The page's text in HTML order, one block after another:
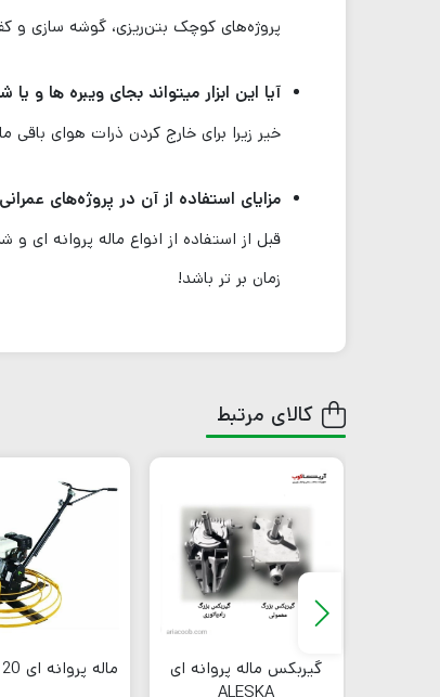
پروژه‌های کوچک بتن‌ریزی، گوشه سازی و
آیا این ابزار میتواند بجای ویبره ها و
خیر زیرا برای خارج کردن ذرات هوای باقی
مزایای استفاده از آن در پروژه‌های
قبل از استفاده از انواع ماله پروانه
زمان بر تر باشد!
کالای مرتبط
گیربکس ماله پروانه ای
ALESKA
ماله پروانه ای 120 سانت